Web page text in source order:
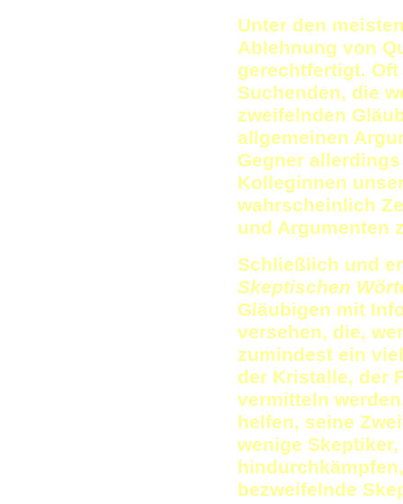
Unter den
Ablehnung von
gerechtfertigt.
Suchenden, die
zweifelnden
allgemeinen
Gegner
Kolleginnen
wahrscheinlich
und Argumenten
Schließlich und
Skeptischen
Gläubigen mit
versehen, die,
zumindest ein
der Kristalle, der
vermitteln
helfen, seine
wenige
bezweifelnde